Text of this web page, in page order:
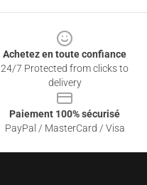
Achetez en toute confiance
24/7 Protected from clicks to
delivery
Paiement 100% sécurisé
PayPal / MasterCard / Visa